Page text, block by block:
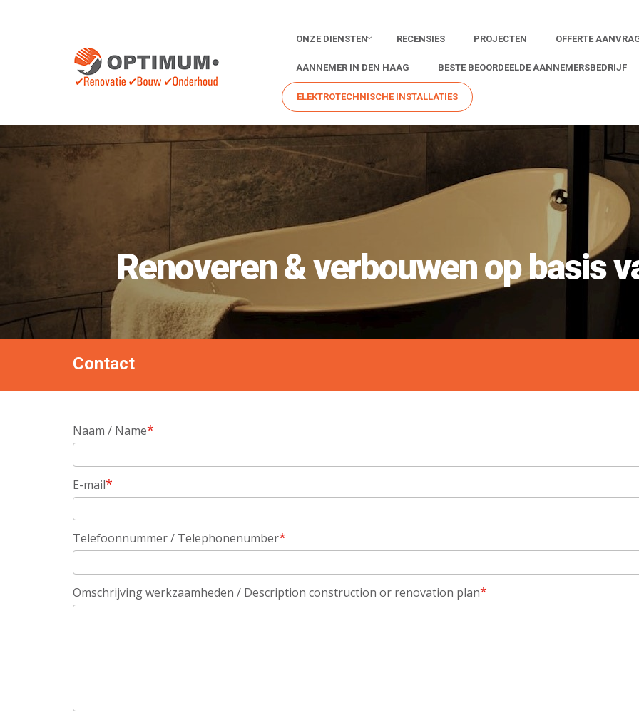
ONZE DIENSTEN RECENSIES PROJECTEN OFFERTE
AANNEMER IN DEN HAAG BESTE BEOORDEELDE AANNEMERSBEDRIJF
ELEKTROTECHNISCHE INSTALLATIES
Renoveren & verbouwen op basis
Contact
Naam / Name*
E-mail*
Telefoonnummer / Telephonenumber*
Omschrijving werkzaamheden / Description construction or renovation plan*